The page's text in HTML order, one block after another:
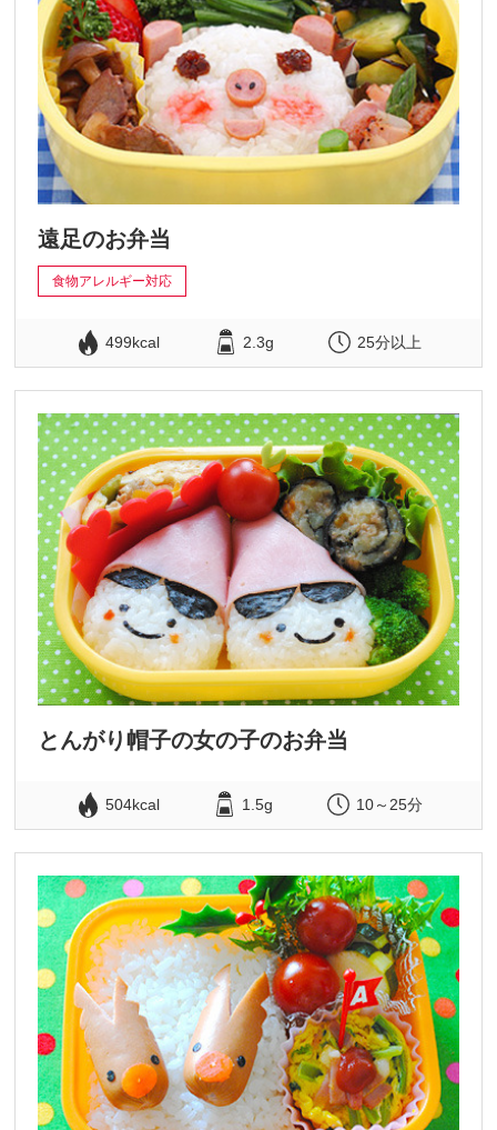
遠足のお弁当
食物アレルギー対応
499kcal 2.3g 25分以上
とんがり帽子の女の子のお弁当
504kcal 1.5g 10～25分